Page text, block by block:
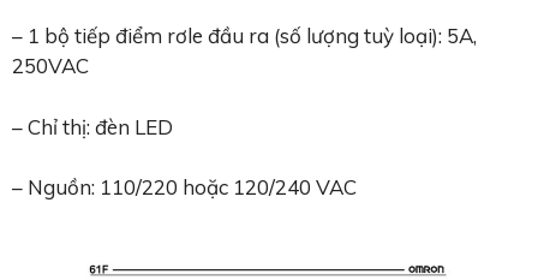
– 1 bộ tiếp điểm rơle đầu ra (số lượng tuỳ loại): 5A,
250VAC
– Chỉ thị: đèn LED
– Nguồn: 110/220 hoặc 120/240 VAC